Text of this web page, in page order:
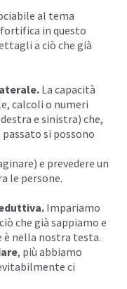
al tema
in questo
a ciò che già
La capacità
calcoli o numeri
e sinistra) che,
si possono
e prevedere un
le persone.
Impariamo
che già sappiamo e
nella nostra testa.
, più abbiamo
ci